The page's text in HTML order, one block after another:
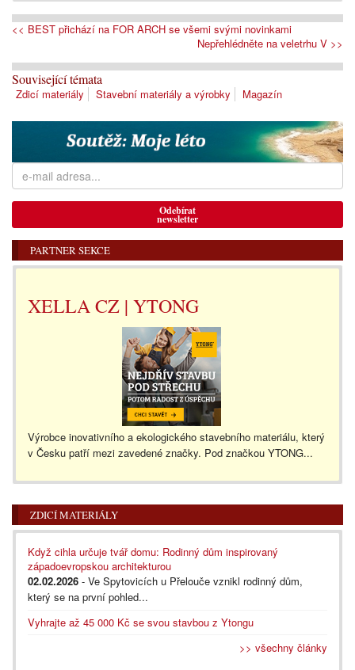
<< BEST přichází na FOR ARCH se všemi svými novinkami
Nepřehlédněte na veletrhu V >>
Související témata
Zdicí materiály Stavební materiály a výrobky Magazín
Odebírat
newsletter
PARTNER SEKCE
XELLA CZ | YTONG
Výrobce inovativního a ekologického stavebního materiálu, který
v Česku patří mezi zavedené značky. Pod značkou YTONG...
ZDICÍ MATERIÁLY
Když cihla určuje tvář domu: Rodinný dům inspirovaný
západoevropskou architekturou
02.02.2026 - Ve Spytovicích u Přelouče vznikl rodinný dům,
který se na první pohled...
Vyhrajte až 45 000 Kč se svou stavbou z Ytongu
>> všechny články